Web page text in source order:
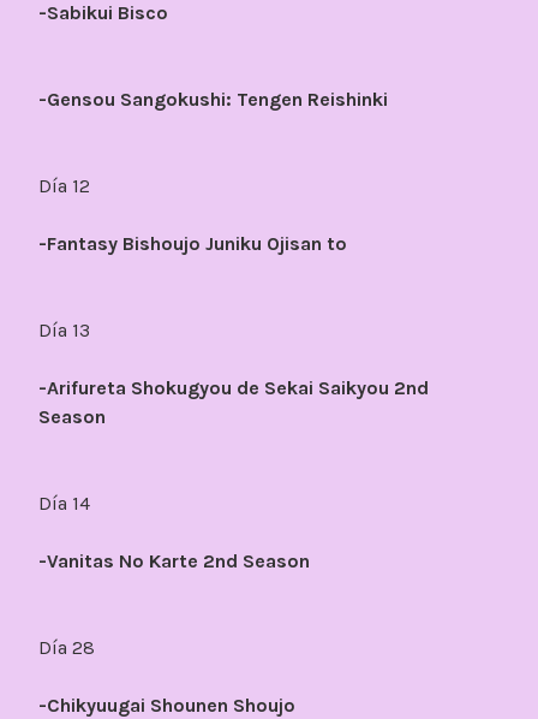
-Sabikui Bisco
-Gensou Sangokushi: Tengen Reishinki
Día 12
-Fantasy Bishoujo Juniku Ojisan to
Día 13
-Arifureta Shokugyou de Sekai Saikyou 2nd
Season
Día 14
-Vanitas No Karte 2nd Season
Día 28
-Chikyuugai Shounen Shoujo